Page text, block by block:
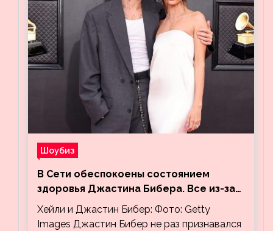
Шоубиз
В Сети обеспокоены состоянием
здоровья Джастина Бибера. Все из-за
видео, на котором его успокаивает
Хейли
Хейли и Джастин Бибер: Фото: Getty
Images Джастин Бибер не раз признавался